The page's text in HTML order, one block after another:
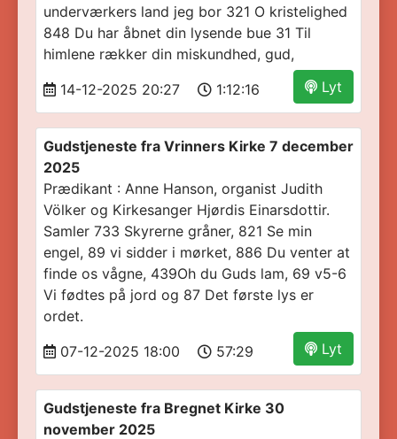
underværkers land jeg bor 321 O kristelighed
848 Du har åbnet din lysende bue 31 Til
himlene rækker din miskundhed, gud,
Lyt
14-12-2025 20:27 1:12:16
Gudstjeneste fra Vrinners Kirke 7 december
2025
Prædikant : Anne Hanson, organist Judith
Völker og Kirkesanger Hjørdis Einarsdottir.
Samler 733 Skyrerne gråner, 821 Se min
engel, 89 vi sidder i mørket, 886 Du venter at
finde os vågne, 439Oh du Guds lam, 69 v5-6
Vi fødtes på jord og 87 Det første lys er
ordet.
Lyt
07-12-2025 18:00 57:29
Gudstjeneste fra Bregnet Kirke 30
november 2025